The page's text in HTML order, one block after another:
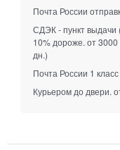
Почта России
СДЭК - пункт выдачи
10% дороже. от
дн.)
Почта России 1
Курьером до двери.